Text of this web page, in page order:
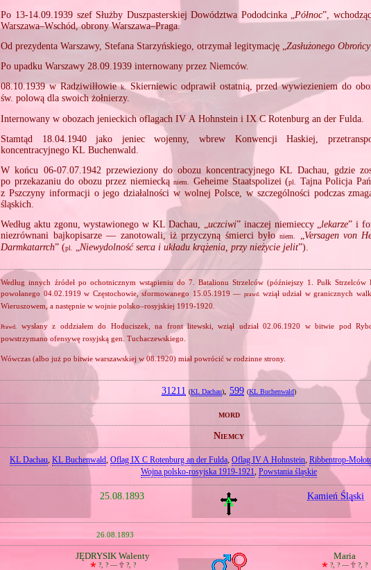
Po 13‐14.09.1939 szef Służby Duszpasterskiej Dowództwa Pododcinka „ Północ”,
Warszawa–Wschód, obrony Warszawa–Praga.
Od prezydenta Warszawy, Stefana Starzyńskiego, otrzymał legitymację „Zasłużonego
Po upadku Warszawy 28.09.1939 internowany przez Niemców.
08.10.1939 w Radziwiłłowiek.Skierniewic odprawił ostatnią, przed wywiezieniem do
św. polową dla swoich żołnierzy.
Internowany w obozach jenieckich oflagach IV A Hohnstein i IX C Rotenburg an der Fulda.
Stamtąd 18.04.1940 jako jeniec wojenny, wbrew Konwencji Haskiej,
koncentracyjnego KL Buchenwald.
W końcu 06‐07.07.1942 przewieziony do obozu koncentracyjnego KL Dachau, gdzie
po przekazaniu do obozu przez niemieckąniem. Geheime Staatspolizei (pl. Tajna Policja
z Pszczyny informacji o jego działalności w wolnej Polsce, w szczególności podczas
śląskich.
Według aktu zgonu, wystawionego w KL Dachau, „uczciwi” inaczej niemieccy „ lekarze” i
niezrównani bajkopisarze — zanotowali, iż przyczyną śmierci byłoniem.
Versagen von
Darmkatarrch” (pl. Niewydolność serca i układu krążenia, przy nieżycie jelit”).
Według innych źródeł po ochotnicznym wstąpieniu do 7. Batalionu Strzelców (późniejszy 1. Pułk
powołanego 04.02.1919 w Częstochowie, sformowanego 15.05.1919 — prawd. wziął udział w granicznych
Wieruszowem, a następnie w wojnie polsko–rosyjskiej 1919‐1920.
Prawd.
wysłany z oddziałem do Hoduciszek, na front litewski, wziął udział 02.06.1920 w bitwie pod
powstrzymano ofensywę rosyjską gen. Tuchaczewskiego.
Wówczas (albo już po bitwie warszawskiej w 08.1920) miał powrócić w rodzinne strony.
31211 (KL Dachau) 599 (KL Buchenwald)
mord
Niemcy
KL Dachau, KL Buchenwald, Oflag IX C Rotenburg an der Fulda, Oflag IV A Hohnstein,
Wojna polsko‐rosyjska 1919‐1921, Powstania śląskie
25.08.1893 Kamień Śląski
26.08.1893
JĘDRYSIK Walenty
🞲 ?, ? — 🕆?, ?
Maria
🞲 ?, ? —🕆 ?, ?